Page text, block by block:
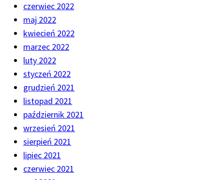
czerwiec 2022
maj 2022
kwiecień 2022
marzec 2022
luty 2022
styczeń 2022
grudzień 2021
listopad 2021
październik 2021
wrzesień 2021
sierpień 2021
lipiec 2021
czerwiec 2021